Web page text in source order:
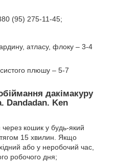
(95) 275-11-45;
атласу, флоку – 3-4
плюшу – 5-7
дакімакуру
Dandadan. Ken
кошик у будь-який
15 хвилин. Якщо
або у неробочий час,
робочого дня;